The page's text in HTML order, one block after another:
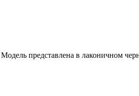
представлена в лаконичном